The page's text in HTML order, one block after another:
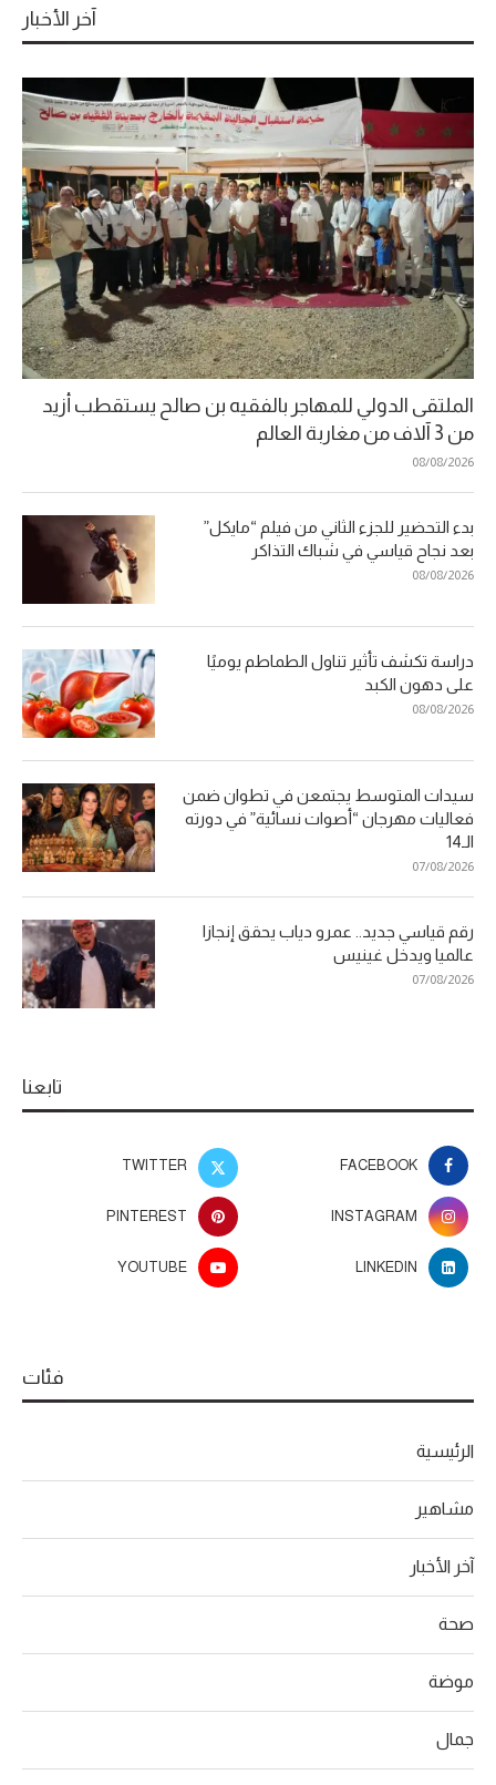
آخر الأخبار
الملتقى الدولي للمهاجر بالفقيه بن صالح يستقطب أزيد
من 3 آلاف من مغاربة العالم
08/08/2026
بدء التحضير للجزء الثاني من فيلم “مايكل”
بعد نجاح قياسي في شباك التذاكر
08/08/2026
دراسة تكشف تأثير تناول الطماطم يوميًا
على دهون الكبد
08/08/2026
سيدات المتوسط يجتمعن في تطوان ضمن
فعاليات مهرجان “أصوات نسائية” في دورته
الـ14
07/08/2026
رقم قياسي جديد.. عمرو دياب يحقق إنجازا
عالميا ويدخل غينيس
07/08/2026
تابعنا
FACEBOOK
TWITTER
INSTAGRAM
PINTEREST
LINKEDIN
YOUTUBE
فئات
الرئيسية
مشاهير
آخر الأخبار
صحة
موضة
جمال